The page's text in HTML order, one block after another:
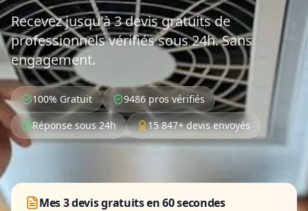
Recevez jusqu'à 3 devis gratuits de
professionnels vérifiés sous 24h. Sans
engagement.
100% Gratuit
9486 pros vérifiés
Réponse sous 24h
15 847+ devis envoyés
Mes 3 devis gratuits en 60 secondes